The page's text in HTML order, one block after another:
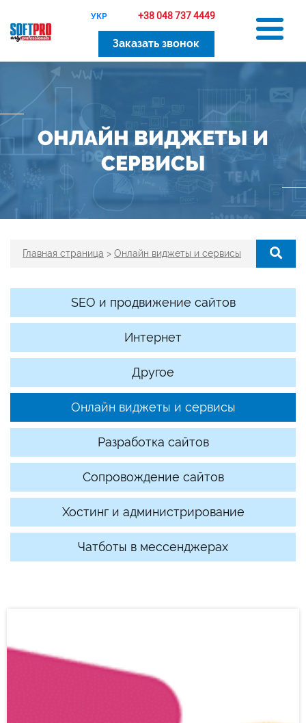
УКР +38 048 737 4449
Заказать звонок
ОНЛАЙН ВИДЖЕТЫ И
СЕРВИСЫ
Главная страница > Онлайн виджеты и сервисы
SEO и продвижение сайтов
Интернет
Другое
Онлайн виджеты и сервисы
Разработка сайтов
Сопровождение сайтов
Хостинг и администрирование
Чатботы в мессенджерах